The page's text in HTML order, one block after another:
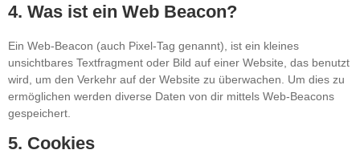
4. Was ist ein Web Beacon?
Ein Web-Beacon (auch Pixel-Tag genannt), ist ein kleines
unsichtbares Textfragment oder Bild auf einer Website, das benutzt
wird, um den Verkehr auf der Website zu überwachen. Um dies zu
ermöglichen werden diverse Daten von dir mittels Web-Beacons
gespeichert.
5. Cookies